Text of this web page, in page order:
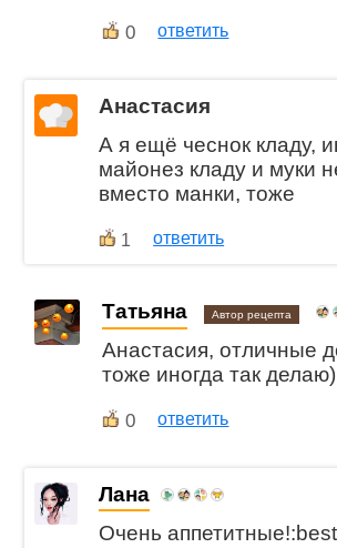
0 ответить
Анастасия
А я ещё чеснок кладу,
майонез кладу и муки
вместо манки, тоже
1 ответить
Татьяна Автор рецепта
Анастасия, отличные
тоже иногда так делаю)
0 ответить
Лана
Очень